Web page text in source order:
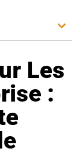
Les
: